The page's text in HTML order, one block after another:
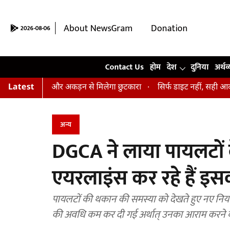
2026-08-06 About NewsGram
Donation
Contact Us होम देश दुनिया
Latest
और अकड़न से मिलेगा छुटकारा सिर्फ डाइट नहीं, सही आदतें भी हैं
अन्य
DGCA ने लाया
एयरलाइंस कर रहे हैं
पायलटों की थकान की समस्या को देखते हुए नए
की अवधि कम कर दी गई अर्थात् उनका आराम करने